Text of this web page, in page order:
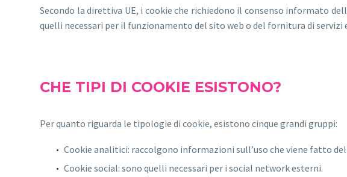
Secondo la direttiva UE, i cookie che richiedono il consenso informato
quelli necessari per il funzionamento del sito web o del fornitura di
CHE TIPI DI COOKIE ESISTONO?
Per quanto riguarda le tipologie di cookie, esistono cinque grandi gruppi:
Cookie analitici: raccolgono informazioni sull’uso che viene fatto
Cookie social: sono quelli necessari per i social network esterni.